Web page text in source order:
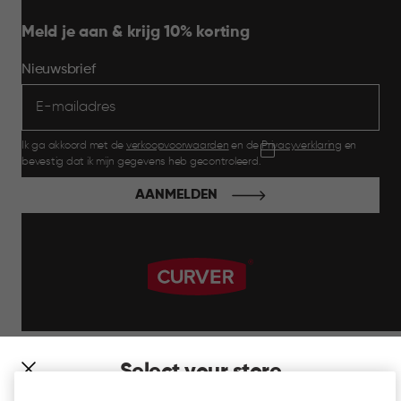
Select your store
Meld je aan & krijg 10% korting
Nieuwsbrief
Ik ga akkoord met de verkoopvoorwaarden en dePrivacyverklaring en
bevestig dat ik mijn gegevens heb gecontroleerd.
AANMELDEN